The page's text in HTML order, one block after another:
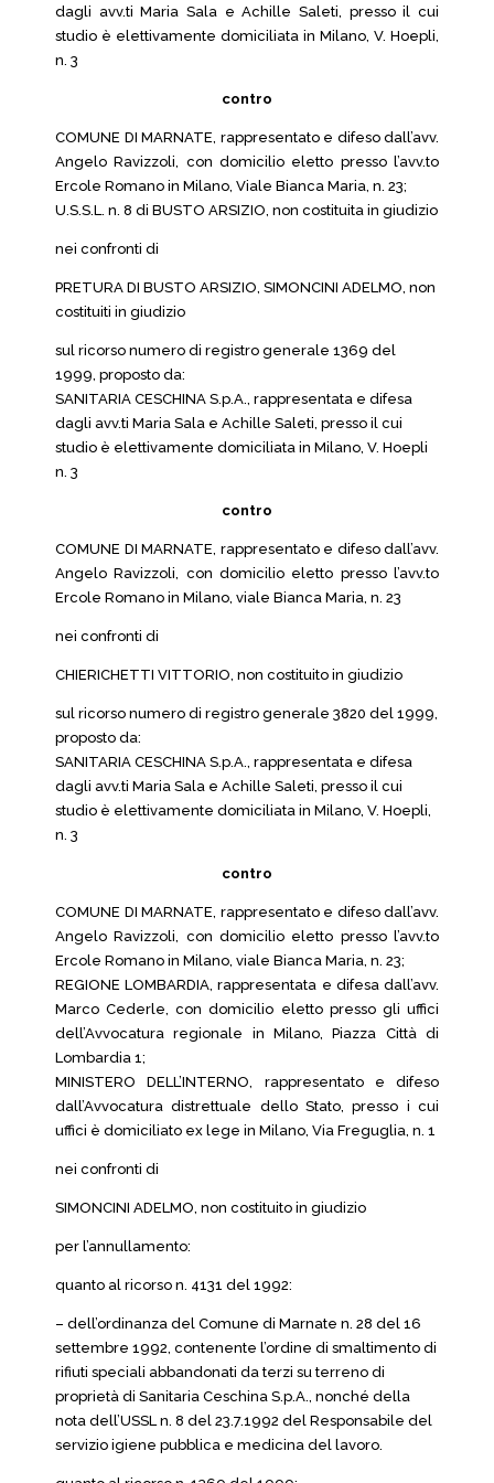
dagli avv.ti Maria Sala e Achille Saleti, presso il cui
studio è elettivamente domiciliata in Milano, V. Hoepli,
n. 3
contro
COMUNE DI MARNATE, rappresentato e difeso dall’avv.
Angelo Ravizzoli, con domicilio eletto presso l’avv.to
Ercole Romano in Milano, Viale Bianca Maria, n. 23;
U.S.S.L. n. 8 di BUSTO ARSIZIO, non costituita in giudizio
nei confronti di
PRETURA DI BUSTO ARSIZIO, SIMONCINI ADELMO, non
costituiti in giudizio
sul ricorso numero di registro generale 1369 del
1999, proposto da:
SANITARIA CESCHINA S.p.A., rappresentata e difesa
dagli avv.ti Maria Sala e Achille Saleti, presso il cui
studio è elettivamente domiciliata in Milano, V. Hoepli
n. 3
contro
COMUNE DI MARNATE, rappresentato e difeso dall’avv.
Angelo Ravizzoli, con domicilio eletto presso l’avv.to
Ercole Romano in Milano, viale Bianca Maria, n. 23
nei confronti di
CHIERICHETTI VITTORIO, non costituito in giudizio
sul ricorso numero di registro generale 3820 del 1999,
proposto da:
SANITARIA CESCHINA S.p.A., rappresentata e difesa
dagli avv.ti Maria Sala e Achille Saleti, presso il cui
studio è elettivamente domiciliata in Milano, V. Hoepli,
n. 3
contro
COMUNE DI MARNATE, rappresentato e difeso dall’avv.
Angelo Ravizzoli, con domicilio eletto presso l’avv.to
Ercole Romano in Milano, viale Bianca Maria, n. 23;
REGIONE LOMBARDIA, rappresentata e difesa dall’avv.
Marco Cederle, con domicilio eletto presso gli uffici
dell’Avvocatura regionale in Milano, Piazza Città di
Lombardia 1;
MINISTERO DELL’INTERNO, rappresentato e difeso
dall’Avvocatura distrettuale dello Stato, presso i cui
uffici è domiciliato ex lege in Milano, Via Freguglia, n. 1
nei confronti di
SIMONCINI ADELMO, non costituito in giudizio
per l’annullamento:
quanto al ricorso n. 4131 del 1992:
– dell’ordinanza del Comune di Marnate n. 28 del 16
settembre 1992, contenente l’ordine di smaltimento di
rifiuti speciali abbandonati da terzi su terreno di
proprietà di Sanitaria Ceschina S.p.A., nonché della
nota dell’USSL n. 8 del 23.7.1992 del Responsabile del
servizio igiene pubblica e medicina del lavoro.